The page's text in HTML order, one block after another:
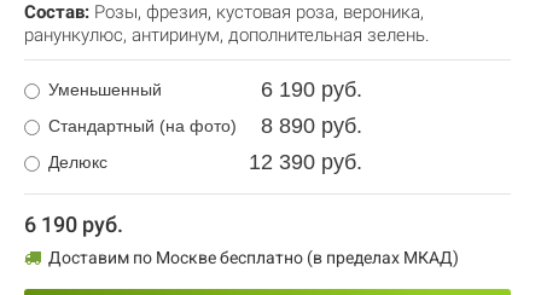
Состав: Розы, фрезия, кустовая роза, вероника,
ранункулюс, антиринум, дополнительная зелень.
Уменьшенный 6 190 руб.
Стандартный (на фото) 8 890 руб.
Делюкс 12 390 руб.
6 190 руб.
Доставим по Москве бесплатно (в пределах МКАД)